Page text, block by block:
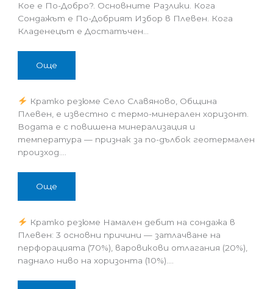
Кое е По-Добро?. Основните Разлики. Кога
Сондажът е По-Добрият Избор в Плевен. Кога
Кладенецът е Достатъчен…
Още
Кратко резюме Село Славяново, Община
Плевен, е известно с термо-минерален хоризонт.
Водата е с повишена минерализация и
температура — признак за по-дълбок геотермален
произход.…
Още
Кратко резюме Намален дебит на сондажа в
Плевен: 3 основни причини — затлачване на
перфорацията (70%), варовикови отлагания (20%),
паднало ниво на хоризонта (10%).…